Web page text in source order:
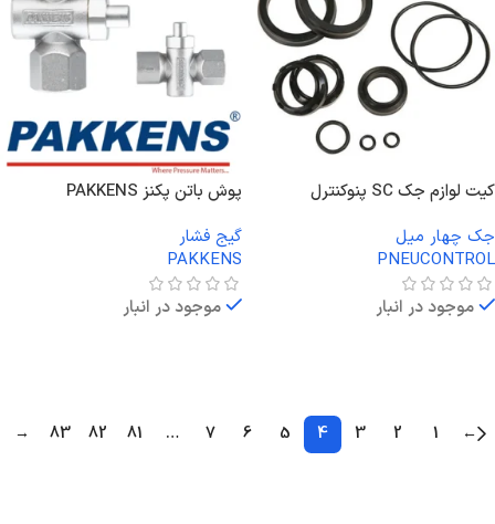
کیت لوازم جک SC پنوکنترل
جک چهار میل
PNEUCONTROL
موجود در انبار
پوش باتن پکنز PAKKENS
گیج فشار
PAKKENS
موجود در انبار
←
1
2
3
4
5
6
7
…
81
82
83
→